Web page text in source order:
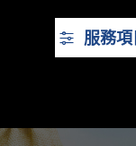
服務項